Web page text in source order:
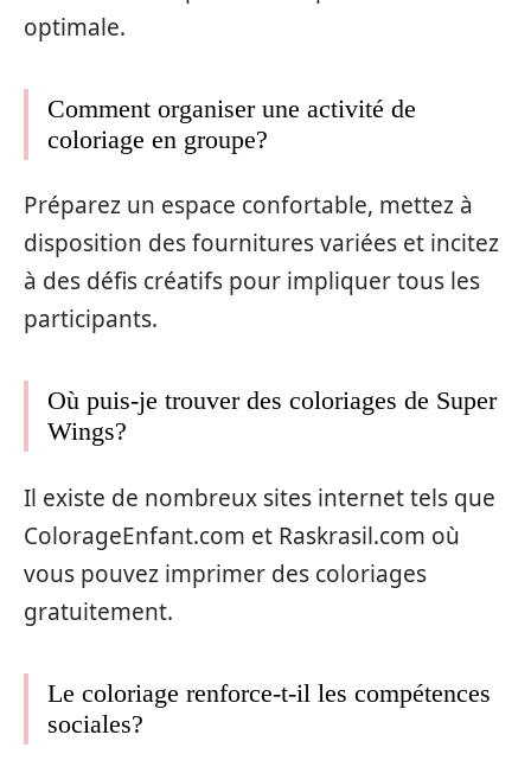
optimale.
Comment organiser une activité de
coloriage en groupe?
Préparez un espace confortable, mettez à
disposition des fournitures variées et incitez
à des défis créatifs pour impliquer tous les
participants.
Où puis-je trouver des coloriages de Super
Wings?
Il existe de nombreux sites internet tels que
ColorageEnfant.com et Raskrasil.com où
vous pouvez imprimer des coloriages
gratuitement.
Le coloriage renforce-t-il les compétences
sociales?